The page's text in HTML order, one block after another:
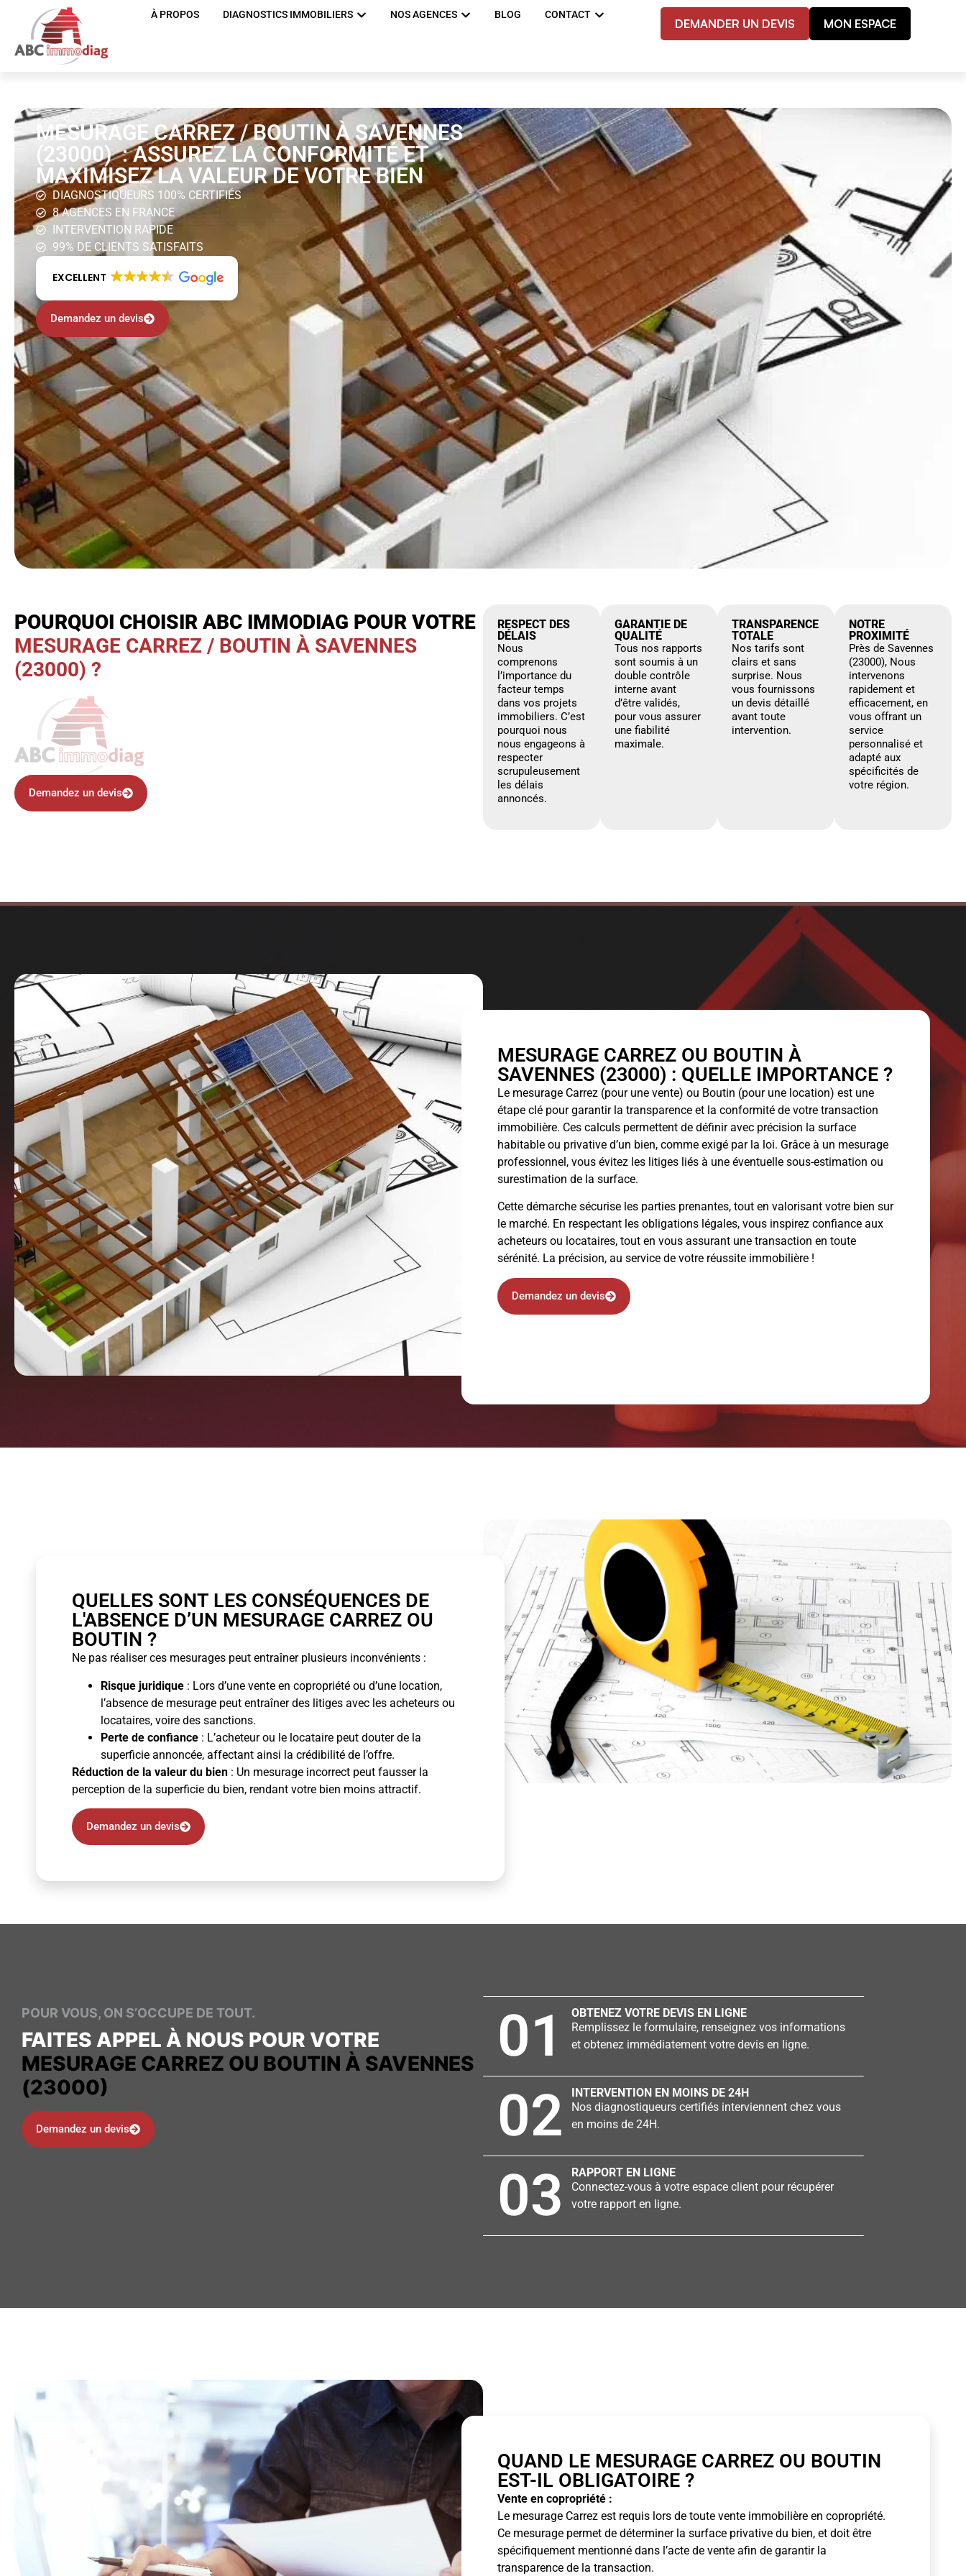
À PROPOS DIAGNOSTICS IMMOBILIERS NOS AGENCES BLOG CONTACT
DEMANDER UN DEVIS MON ESPACE
MESURAGE CARREZ / BOUTIN À SAVENNES
(23000) : ASSUREZ LA CONFORMITÉ ET
MAXIMISEZ LA VALEUR DE VOTRE BIEN
DIAGNOSTIQUEURS 100% CERTIFIÉS
8 AGENCES EN FRANCE
INTERVENTION RAPIDE
99% DE CLIENTS SATISFAITS
EXCELLENT
Demandez un devis
POURQUOI CHOISIR ABC IMMODIAG POUR VOTRE
MESURAGE CARREZ / BOUTIN À SAVENNES
(23000) ?
Demandez un devis
RESPECT DES
DÉLAIS
Nous
comprenons
l’importance du
facteur temps
dans vos projets
immobiliers. C’est
pourquoi nous
nous engageons à
respecter
scrupuleusement
les délais
annoncés.
GARANTIE DE
QUALITÉ
Tous nos rapports
sont soumis à un
double contrôle
interne avant
d’être validés,
pour vous assurer
une fiabilité
maximale.
TRANSPARENCE
TOTALE
Nos tarifs sont
clairs et sans
surprise. Nous
vous fournissons
un devis détaillé
avant toute
intervention.
NOTRE
PROXIMITÉ
Près de Savennes
(23000), Nous
intervenons
rapidement et
efficacement, en
vous offrant un
service
personnalisé et
adapté aux
spécificités de
votre région.
MESURAGE CARREZ OU BOUTIN À
SAVENNES (23000) : QUELLE IMPORTANCE ?
Le mesurage Carrez (pour une vente) ou Boutin (pour une location) est une
étape clé pour garantir la transparence et la conformité de votre transaction
immobilière. Ces calculs permettent de définir avec précision la surface
habitable ou privative d’un bien, comme exigé par la loi. Grâce à un mesurage
professionnel, vous évitez les litiges liés à une éventuelle sous-estimation ou
surestimation de la surface.
Cette démarche sécurise les parties prenantes, tout en valorisant votre bien sur
le marché. En respectant les obligations légales, vous inspirez confiance aux
acheteurs ou locataires, tout en vous assurant une transaction en toute
sérénité. La précision, au service de votre réussite immobilière !
Demandez un devis
QUELLES SONT LES CONSÉQUENCES DE
L'ABSENCE D’UN MESURAGE CARREZ OU
BOUTIN ?
Ne pas réaliser ces mesurages peut entraîner plusieurs inconvénients :
Risque juridique : Lors d’une vente en copropriété ou d’une location,
l’absence de mesurage peut entraîner des litiges avec les acheteurs ou
locataires, voire des sanctions.
Perte de confiance : L’acheteur ou le locataire peut douter de la
superficie annoncée, affectant ainsi la crédibilité de l’offre.
Réduction de la valeur du bien : Un mesurage incorrect peut fausser la
perception de la superficie du bien, rendant votre bien moins attractif.
Demandez un devis
POUR VOUS, ON S’OCCUPE DE TOUT.
FAITES APPEL À NOUS POUR VOTRE
MESURAGE CARREZ OU BOUTIN À SAVENNES
(23000)
Demandez un devis
01
OBTENEZ VOTRE DEVIS EN LIGNE
Remplissez le formulaire, renseignez vos informations
et obtenez immédiatement votre devis en ligne.
02
INTERVENTION EN MOINS DE 24H
Nos diagnostiqueurs certifiés interviennent chez vous
en moins de 24H.
03
RAPPORT EN LIGNE
Connectez-vous à votre espace client pour récupérer
votre rapport en ligne.
QUAND LE MESURAGE CARREZ OU BOUTIN
EST-IL OBLIGATOIRE ?
Vente en copropriété :
Le mesurage Carrez est requis lors de toute vente immobilière en copropriété.
Ce mesurage permet de déterminer la surface privative du bien, et doit être
spécifiquement mentionné dans l’acte de vente afin de garantir la
transparence de la transaction.